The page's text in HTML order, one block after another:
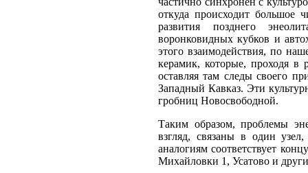
откуда происходит большое
развития позднего
воронковидных кубков и
этого взаимодействия, по
керамик, которые, проходя в
оставляя там следы своего
Западный Кавказ. Эти
гробниц Новосвободной.
Таким образом, проблемы
взгляд, связаны в один
аналогиям соответствует
Михайловки 1, Усатово и